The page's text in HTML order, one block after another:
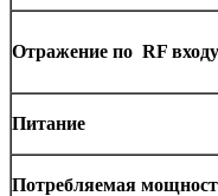
Отражение по RF входу
Питание
Потребляемая